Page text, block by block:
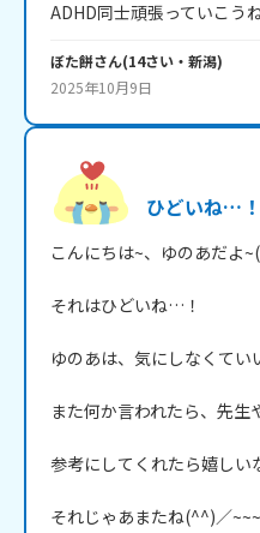
ぼた餅さん(14さい・ 新潟)
2025年10月9日
ひどいね…！
こんにちは~、ゆのあだよ
それはひどいね…！
ゆのあは、気にしなくてい
また何か言われたら、先生
参考にしてくれたら嬉しい
それじゃあまたね(^^)／~~~